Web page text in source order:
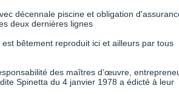
décennale piscine et obligation
deux dernières lignes
bêtement reproduit ici et ailleurs par tous
des maîtres d’œuvre,
Spinetta du 4 janvier 1978 a édicté à leur